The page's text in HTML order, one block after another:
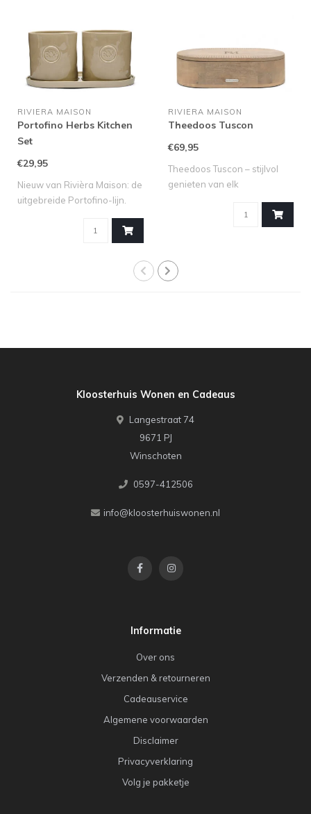
RIVIERA MAISON
Portofino Herbs Kitchen
Set
€29,95
Nieuw van Rivièra Maison: de
uitgebreide Portofino-lijn.
RIVIERA MAISON
Theedoos Tuscon
€69,95
Theedoos Tuscon – stijlvol
genieten van elk
Kloosterhuis Wonen en Cadeaus
Langestraat 74
9671 PJ
Winschoten
0597-412506
info@kloosterhuiswonen.nl
Informatie
Over ons
Verzenden & retourneren
Cadeauservice
Algemene voorwaarden
Disclaimer
Privacyverklaring
Volg je pakketje